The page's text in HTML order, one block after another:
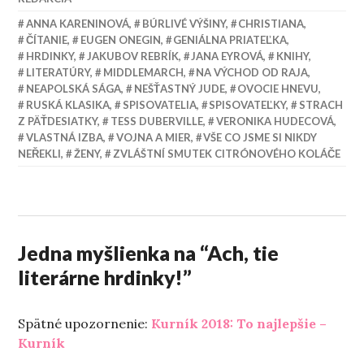
ANNA KARENINOVÁ, BÚRLIVÉ VÝŠINY, CHRISTIANA,
ČÍTANIE, EUGEN ONEGIN, GENIÁLNA PRIATEĽKA,
HRDINKY, JAKUBOV REBRÍK, JANA EYROVÁ, KNIHY,
LITERATÚRY, MIDDLEMARCH, NA VÝCHOD OD RAJA,
NEAPOLSKÁ SÁGA, NEŠŤASTNÝ JUDE, OVOCIE HNEVU,
RUSKÁ KLASIKA, SPISOVATELIA, SPISOVATEĽKY,
STRACH
Z PÄŤDESIATKY, TESS DUBERVILLE, VERONIKA HUDECOVÁ,
VLASTNÁ IZBA, VOJNA A MIER,
VŠE CO JSME SI NIKDY
NEŘEKLI, ŽENY, ZVLÁŠTNÍ SMUTEK CITRÓNOVÉHO KOLÁČE
Jedna myšlienka na “Ach, tie
literárne hrdinky!”
Spätné upozornenie: Kurník 2018: To najlepšie –
Kurník